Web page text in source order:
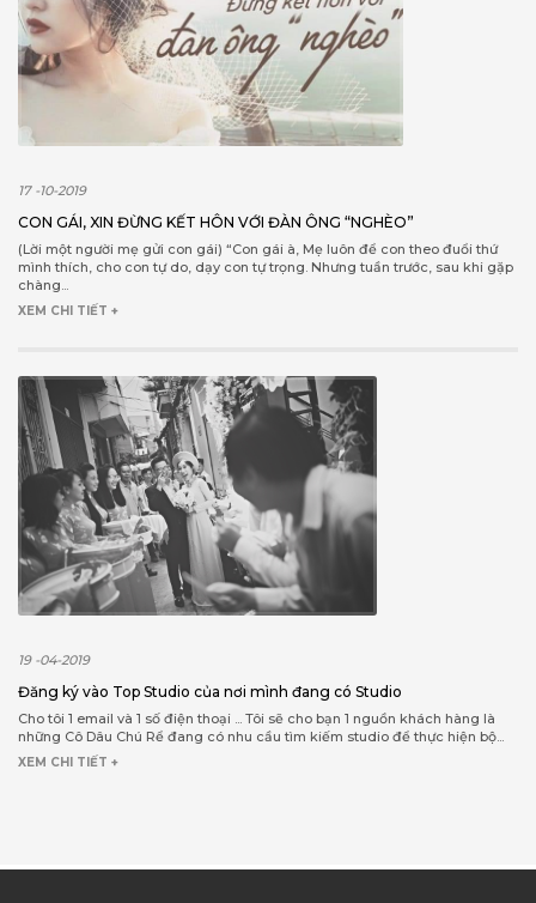
17 -10-2019
CON GÁI, XIN ĐỪNG KẾT HÔN VỚI ĐÀN ÔNG “NGHÈO”
(Lời một người mẹ gửi con gái) “Con gái à, Mẹ luôn để con theo đuổi thứ
mình thích, cho con tự do, dạy con tự trọng. Nhưng tuần trước, sau khi gặp
chàng...
XEM CHI TIẾT +
19 -04-2019
Đăng ký vào Top Studio của nơi mình đang có Studio
Cho tôi 1 email và 1 số điện thoại ... Tôi sẽ cho bạn 1 nguồn khách hàng là
những Cô Dâu Chú Rể đang có nhu cầu tìm kiếm studio để thực hiện bộ...
XEM CHI TIẾT +